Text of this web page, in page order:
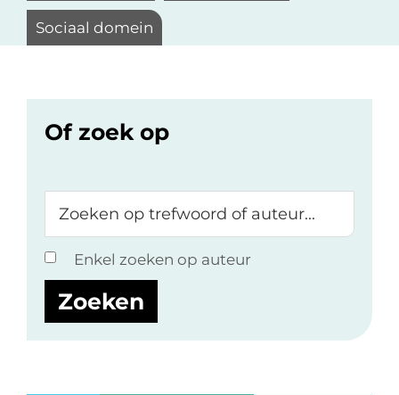
Sociaal domein
Of zoek op
op
trefwoord
of
auteur...
Enkel zoeken op auteur